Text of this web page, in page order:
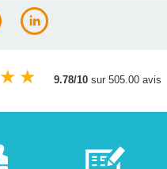
★ ★ 9.78/10 sur 505.00 avis